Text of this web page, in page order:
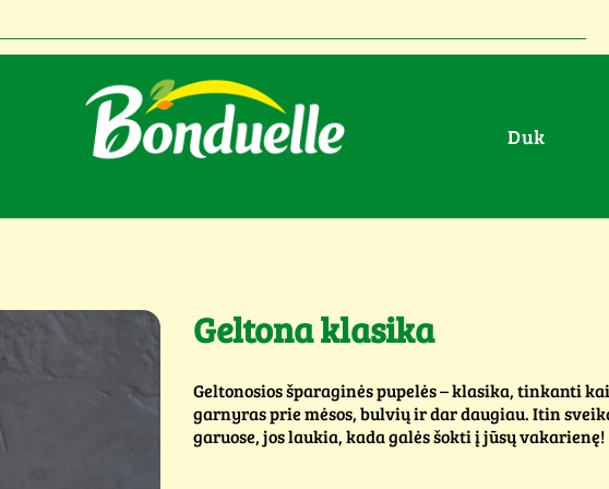
duk
Geltona klasika
Geltonosios šparaginės pupelės – klasika, tinkanti
garnyras prie mėsos, bulvių ir dar daugiau. Itin
garuose, jos laukia, kada galės šokti į jūsų vakarienę!